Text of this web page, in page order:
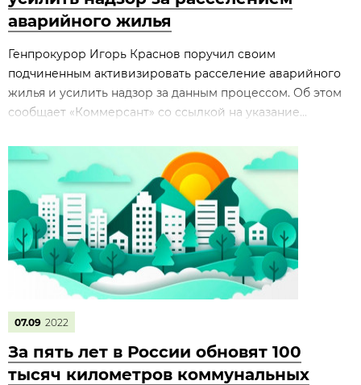
аварийного жилья
Генпрокурор Игорь Краснов поручил своим
подчиненным активизировать расселение аварийного
жилья и усилить надзор за данным процессом. Об этом
сообщает «Коммерсант» со ссылкой на указание...
07.09 2022
За пять лет в России обновят 100
тысяч километров коммунальных